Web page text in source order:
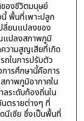
องชีวิตมนุษย์
นี้ พื้นที่เพาะปลูก
ลี่ยนแปลงของ
แปลงสภาพภูมิ
วามสูญเสียที่เกิด
ถในการปรับตัว
ารศึกษานี้คือการ
ภาพภูมิอากาศใน
ระดับท้องถิ่นใน
ตรายต่างๆ ที่
นีเซีย ซึ่งเป็นพื้นที่